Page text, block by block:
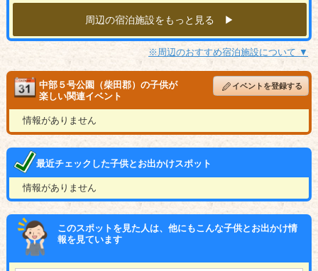
周辺の宿泊施設をもっと見る ▶︎
※周辺のおすすめ宿泊施設について ▼
中部５号公園（柴田郡）の子供が
楽しい関連イベント
イベントを登録する
情報がありません
最近チェックした子供とお出かけスポット
情報がありません
このスポットを見た人は、他にもこんな子供とお出かけ情
報を見ています